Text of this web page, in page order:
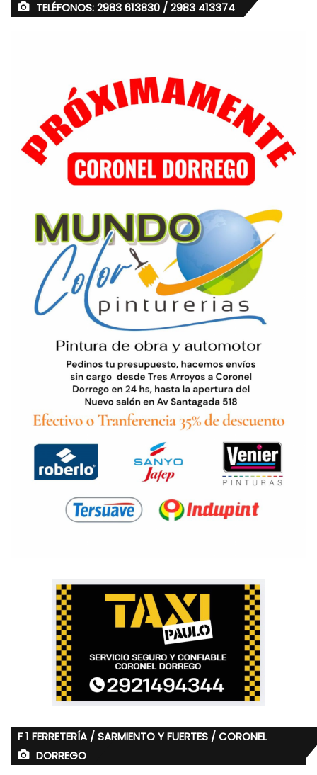
TELÉFONOS: 2983 613830 / 2983 413374
F 1 FERRETERÍA / SARMIENTO Y FUERTES / CORONEL
DORREGO